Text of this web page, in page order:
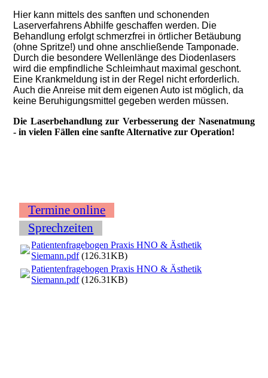
Hier kann mittels des sanften und schonenden
Laserverfahrens Abhilfe geschaffen werden. Die
Behandlung erfolgt schmerzfrei in örtlicher Betäubung
(ohne Spritze!) und ohne anschließende Tamponade.
Durch die besondere Wellenlänge des Diodenlasers
wird die empfindliche Schleimhaut maximal geschont.
Eine Krankmeldung ist in der Regel nicht erforderlich.
Auch die Anreise mit dem eigenen Auto ist möglich, da
keine Beruhigungsmittel gegeben werden müssen.
Die Laserbehandlung zur Verbesserung der Nasenatmung
- in vielen Fällen eine sanfte Alternative zur Operation!
Termine online
Sprechzeiten
Patientenfragebogen Praxis HNO & Ästhetik
Siemann.pdf(126.31KB)
Patientenfragebogen Praxis HNO & Ästhetik
Siemann.pdf(126.31KB)